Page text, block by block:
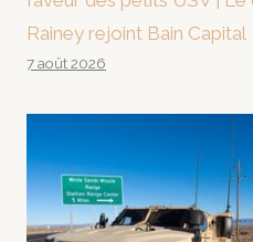
Rainey rejoint Bain Capital
7 août 2026